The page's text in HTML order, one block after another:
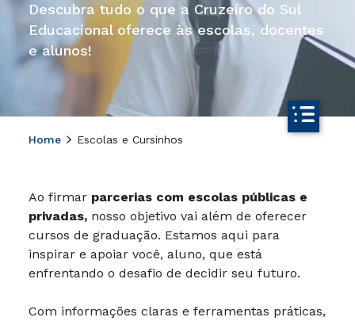
Descubra tudo o que a Cruzeiro do Sul
Educacional oferece às escolas, docentes
e alunos!
Home Escolas e Cursinhos
Ao firmar parcerias com escolas públicas e
privadas, nosso objetivo vai além de oferecer
cursos de graduação. Estamos aqui para
inspirar e apoiar você, aluno, que está
enfrentando o desafio de decidir seu futuro.
Com informações claras e ferramentas práticas,